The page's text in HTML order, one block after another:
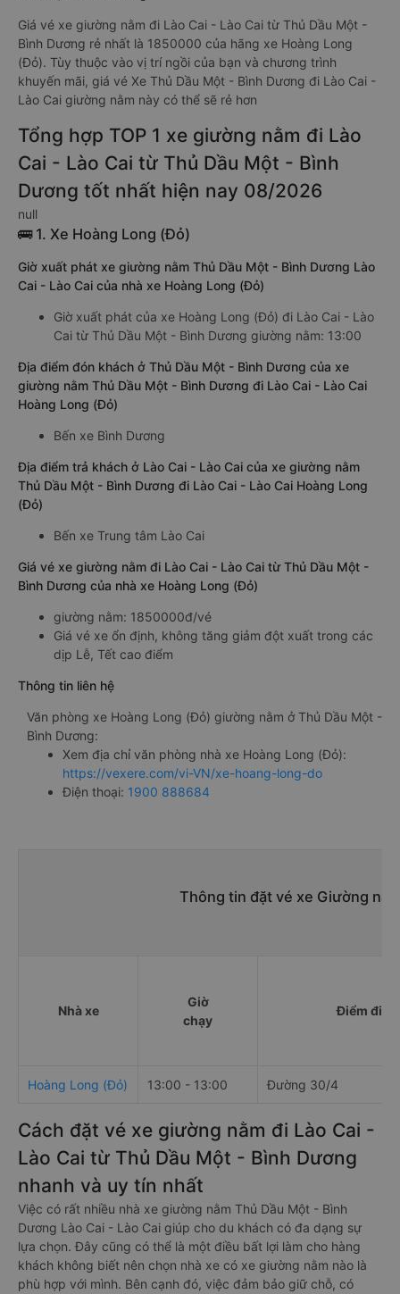
Giá vé xe giường nằm đi Lào Cai - Lào Cai từ Thủ Dầu Một -
Bình Dương rẻ nhất là 1850000 của hãng xe Hoàng Long
(Đỏ). Tùy thuộc vào vị trí ngồi của bạn và chương trình
khuyến mãi, giá vé Xe Thủ Dầu Một - Bình Dương đi Lào Cai -
Lào Cai giường nằm này có thể sẽ rẻ hơn
Tổng hợp TOP 1 xe giường nằm đi Lào
Cai - Lào Cai từ Thủ Dầu Một - Bình
Dương tốt nhất hiện nay 08/2026
null
🚌 1. Xe Hoàng Long (Đỏ)
Giờ xuất phát xe giường nằm Thủ Dầu Một - Bình Dương Lào
Cai - Lào Cai của nhà xe Hoàng Long (Đỏ)
Giờ xuất phát của xe Hoàng Long (Đỏ) đi Lào Cai - Lào
Cai từ Thủ Dầu Một - Bình Dương giường nằm: 13:00
Địa điểm đón khách ở Thủ Dầu Một - Bình Dương của xe
giường nằm Thủ Dầu Một - Bình Dương đi Lào Cai - Lào Cai
Hoàng Long (Đỏ)
Bến xe Bình Dương
Địa điểm trả khách ở Lào Cai - Lào Cai của xe giường nằm
Thủ Dầu Một - Bình Dương đi Lào Cai - Lào Cai Hoàng Long
(Đỏ)
Bến xe Trung tâm Lào Cai
Giá vé xe giường nằm đi Lào Cai - Lào Cai từ Thủ Dầu Một -
Bình Dương của nhà xe Hoàng Long (Đỏ)
giường nằm: 1850000đ/vé
Giá vé xe ổn định, không tăng giảm đột xuất trong các
dịp Lễ, Tết cao điểm
Thông tin liên hệ
Văn phòng xe Hoàng Long (Đỏ) giường nằm ở Thủ Dầu Một -
Bình Dương:
Xem địa chỉ văn phòng nhà xe Hoàng Long (Đỏ):
https://vexere.com/vi-VN/xe-hoang-long-do
Điện thoại: 1900 888684
Thông tin đặt vé xe Giường
Nhà xe
Giờ
chạy
Điểm đi
Hoàng Long (Đỏ) 13:00 - 13:00 Đường 30/4
Cách đặt vé xe giường nằm đi Lào Cai -
Lào Cai từ Thủ Dầu Một - Bình Dương
nhanh và uy tín nhất
Việc có rất nhiều nhà xe giường nằm Thủ Dầu Một - Bình
Dương Lào Cai - Lào Cai giúp cho du khách có đa dạng sự
lựa chọn. Đây cũng có thể là một điều bất lợi làm cho hàng
khách không biết nên chọn nhà xe có xe giường nằm nào là
phù hợp với mình. Bên cạnh đó, việc đảm bảo giữ chỗ, có